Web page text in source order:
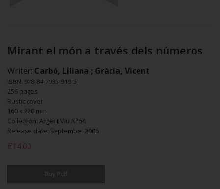
Mirant el món a través dels números
Writer: Carbó, Liliana ; Gràcia, Vicent
ISBN: 978-84-7935-919-5
256 pages
Rustic cover
160 x 220 mm
Collection: Argent Viu Nº 54
Release date: September 2006
€14.00